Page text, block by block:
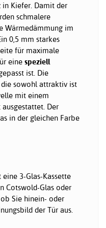
Kiefer. Damit der
schmalere
Wärmedämmung im
0,5 mm starkes
für maximale
eine speziell
ist. Die
sowohl attraktiv ist
mit einem
Der
in der gleichen Farbe
3-Glas-Kassette
Cotswold-Glas oder
Sie hinein- oder
der Tür aus.